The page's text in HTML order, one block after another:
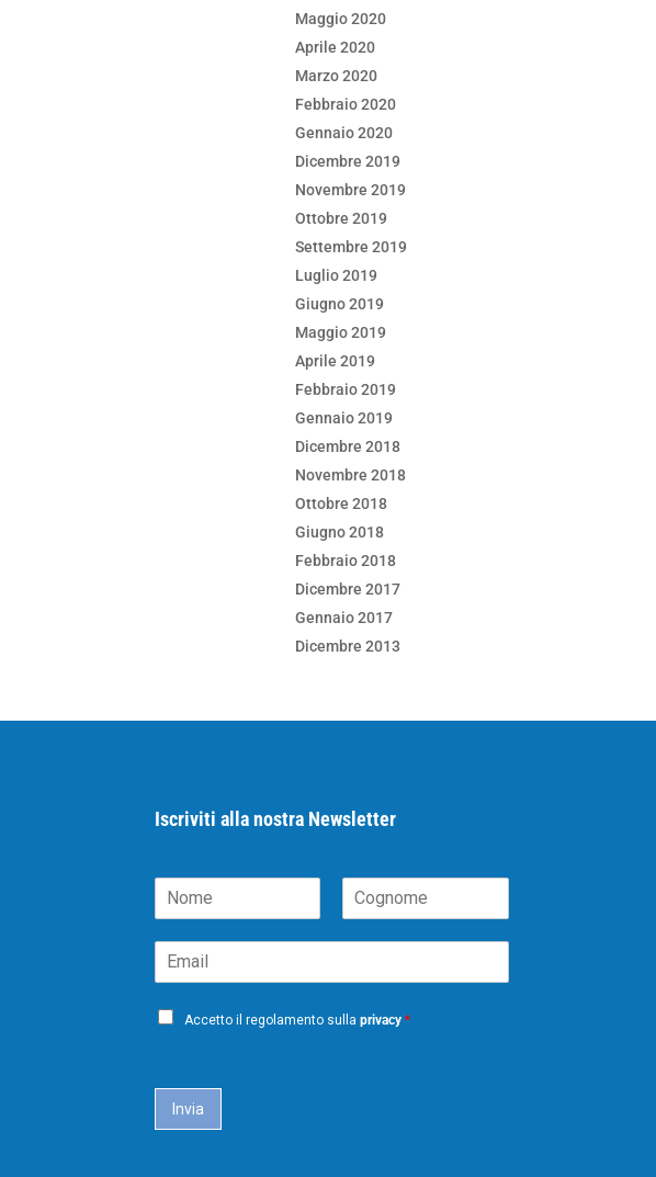
Maggio 2020
Aprile 2020
Marzo 2020
Febbraio 2020
Gennaio 2020
Dicembre 2019
Novembre 2019
Ottobre 2019
Settembre 2019
Luglio 2019
Giugno 2019
Maggio 2019
Aprile 2019
Febbraio 2019
Gennaio 2019
Dicembre 2018
Novembre 2018
Ottobre 2018
Giugno 2018
Febbraio 2018
Dicembre 2017
Gennaio 2017
Dicembre 2013
Iscriviti alla nostra Newsletter
o
e
o
n
m
m
P
Accetto il regolamento sulla privacy *
Invia